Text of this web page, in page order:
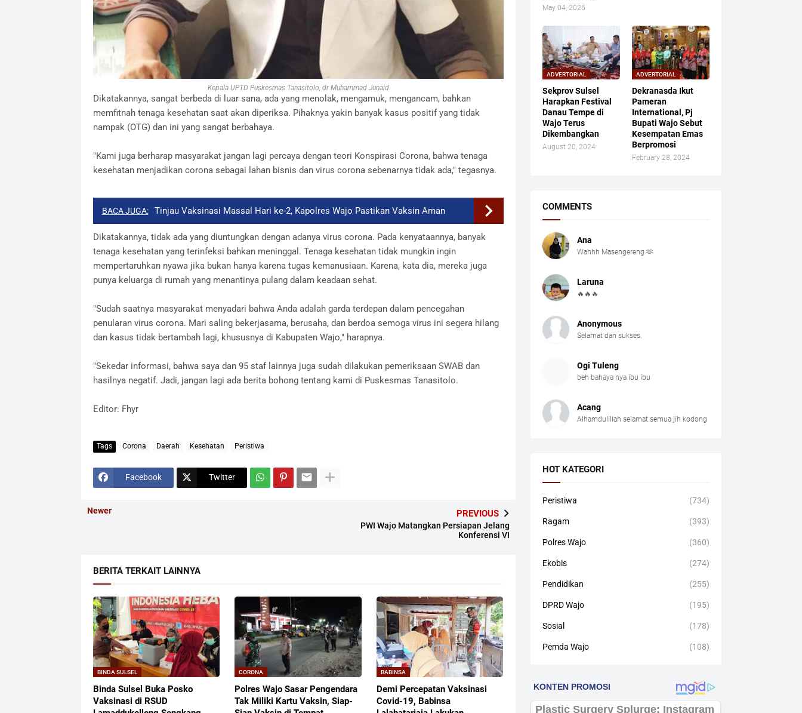
Kepala UPTD Puskesmas Tanasitolo, dr Muhammad Junaid
Dikatakannya, sangat berbeda di luar sana, ada yang menolak, mengamuk, mengancam, bahkan
memfitnah tenaga kesehatan saat akan diperiksa. Pihaknya yakin banyak kasus positif yang tidak
nampak (OTG) dan ini yang sangat berbahaya.
"Kami juga berharap masyarakat jangan lagi percaya dengan teori Konspirasi Corona, bahwa tenaga
kesehatan menjadikan corona sebagai lahan bisnis dan virus corona sebenarnya tidak ada," tegasnya.
BACA JUGA: Tinjau Vaksinasi Massal Hari ke-2, Kapolres Wajo Pastikan Vaksin Aman
Dikatakannya, tidak ada yang diuntungkan dengan adanya virus corona. Pada kenyataannya, banyak
tenaga kesehatan yang terinfeksi bahkan meninggal. Tenaga kesehatan tidak mungkin ingin
mempertaruhkan nyawa jika bukan hanya karena tugas kemanusiaan. Karena, kata dia, mereka juga
punya keluarga di rumah yang menantinya pulang dalam keadaan sehat.
"Sudah saatnya masyarakat menyadari bahwa Anda adalah garda terdepan dalam pencegahan
penularan virus corona. Mari saling bekerjasama, berusaha, dan berdoa semoga virus ini segera hilang
dan kasus tidak bertambah lagi, khususnya di Kabupaten Wajo," harapnya.
"Sekedar informasi, bahwa saya dan 95 staf lainnya juga sudah dilakukan pemeriksaan SWAB dan
hasilnya negatif. Jadi, jangan lagi ada berita bohong tentang kami di Puskesmas Tanasitolo.
Editor: Fhyr
Tags Corona Daerah Kesehatan Peristiwa
Facebook Twitter
Newer PREVIOUS
PWI Wajo Matangkan Persiapan Jelang
Konferensi VI
BERITA TERKAIT LAINNYA
BINDA SULSEL
Binda Sulsel Buka Posko
Vaksinasi di RSUD
CORONA
Polres Wajo Sasar Pengendara
Tak Miliki Kartu Vaksin, Siap-
BABINSA
Demi Percepatan Vaksinasi
Covid-19, Babinsa
May 04, 2025
ADVERTORIAL
Sekprov Sulsel
Harapkan Festival
Danau Tempe di
Wajo Terus
Dikembangkan
August 20, 2024
ADVERTORIAL
Dekranasda Ikut
Pameran
International, Pj
Bupati Wajo Sebut
Kesempatan Emas
Berpromosi
February 28, 2024
COMMENTS
Ana
Wahhh Masengereng 🫶
Laruna
🔥🔥🔥
Anonymous
Selamat dan sukses.
Ogi Tuleng
beh bahaya nya ibu ibu
Acang
Alhamdulillah selamat semua jih kodong
HOT KATEGORI
Peristiwa (734)
Ragam (393)
Polres Wajo (360)
Ekobis (274)
Pendidikan (255)
DPRD Wajo (195)
Sosial (178)
Pemda Wajo (108)